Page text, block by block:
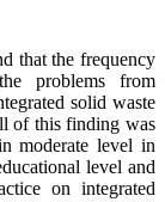
the frequency
problems from
solid waste
of this finding was
moderate level in
level and
on integrated